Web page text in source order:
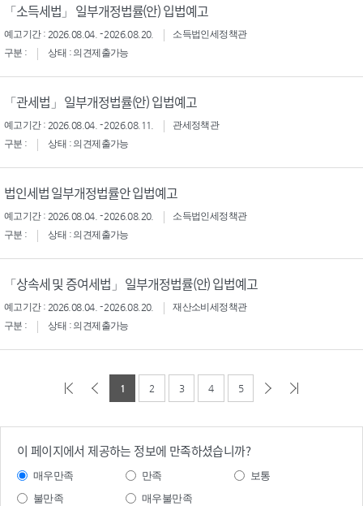
「소득세법」 일부개정법률(안) 입법예고
예고기간 : 2026.08.04. - 2026.08.20.
소득법인세정책관
구분 :
상태 : 의견제출가능
「관세법」 일부개정법률(안) 입법예고
예고기간 : 2026.08.04. - 2026.08.11.
관세정책관
구분 :
상태 : 의견제출가능
법인세법 일부개정법률안 입법예고
예고기간 : 2026.08.04. - 2026.08.20.
소득법인세정책관
구분 :
상태 : 의견제출가능
「상속세 및 증여세법」 일부개정법률(안) 입법예고
예고기간 : 2026.08.04. - 2026.08.20.
재산소비세정책관
구분 :
상태 : 의견제출가능
1 2 3 4 5
이 페이지에서 제공하는 정보에 만족하셨습니까?
매우만족 만족
보통
불만족
매우불만족